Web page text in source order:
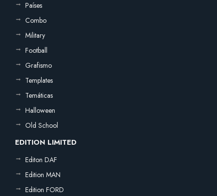
Países
Combo
Military
Football
Grafismo
Templates
Temáticas
Halloween
Old School
EDITION LIMITED
Editon DAF
Edition MAN
Edition FORD